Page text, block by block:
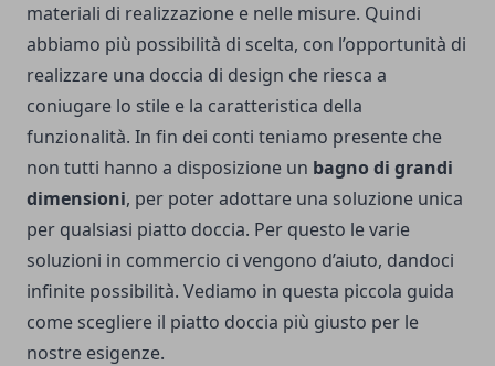
materiali di realizzazione e nelle misure. Quindi
abbiamo più possibilità di scelta, con l’opportunità di
realizzare una doccia di design che riesca a
coniugare lo stile e la caratteristica della
funzionalità. In fin dei conti teniamo presente che
non tutti hanno a disposizione un bagno di grandi
dimensioni, per poter adottare una soluzione unica
per qualsiasi piatto doccia. Per questo le varie
soluzioni in commercio ci vengono d’aiuto, dandoci
infinite possibilità. Vediamo in questa piccola guida
come scegliere il piatto doccia più giusto per le
nostre esigenze.